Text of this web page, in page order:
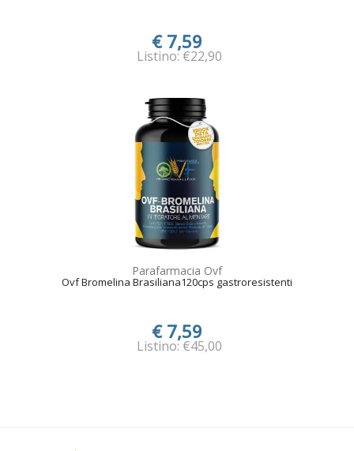
€ 7,59
Listino: €22,90
Parafarmacia Ovf
Ovf Bromelina Brasiliana120cps gastroresistenti
€ 7,59
Listino: €45,00